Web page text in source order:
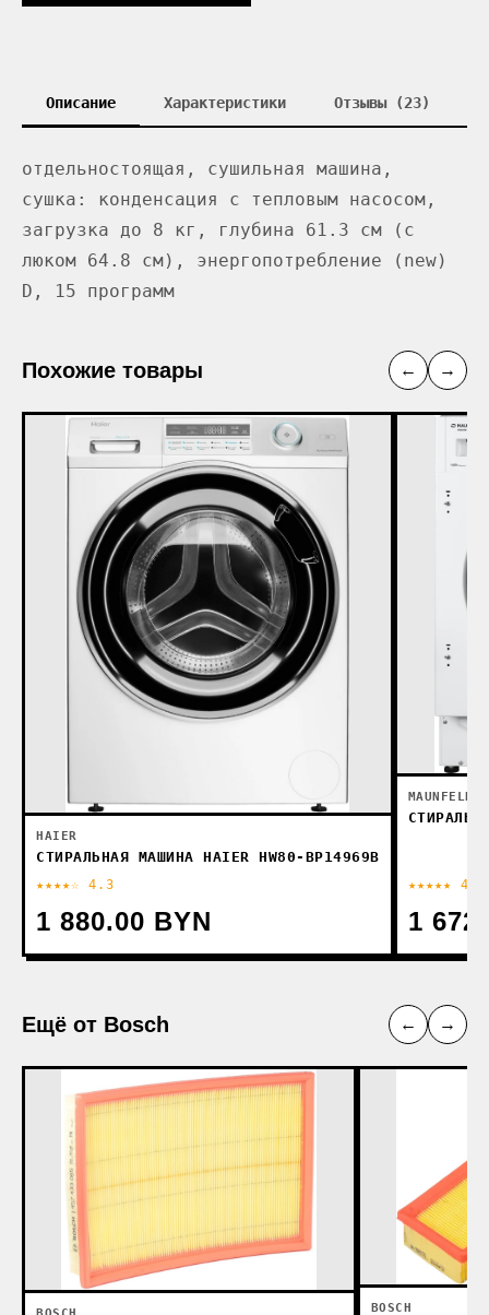
Описание Характеристики Отзывы (23)
отдельностоящая, сушильная машина,
сушка: конденсация с тепловым насосом,
загрузка до 8 кг, глубина 61.3 см (с
люком 64.8 см), энергопотребление (new)
D, 15 программ
Похожие товары ← →
HAIER
СТИРАЛЬНАЯ МАШИНА HAIER HW80-BP14969B
★★★★☆ 4.3
1 880.00 BYN
MAUNFELD
★★★★★ 4.9
1
Ещё от Bosch ← →
BOSCH